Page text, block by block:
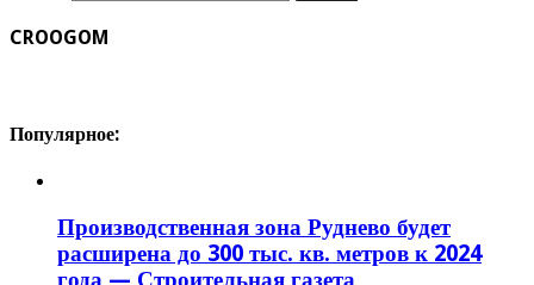
CROOGOM
Популярное:
Производственная зона Руднево будет
расширена до 300 тыс. кв. метров к 2024